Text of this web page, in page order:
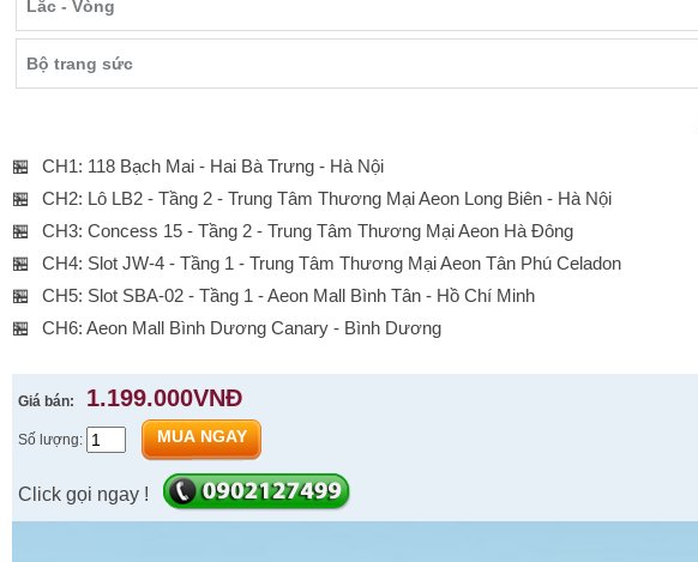
Lắc - Vòng
Bộ trang sức
🏪
CH1: 118 Bạch Mai - Hai Bà Trưng - Hà Nội
🏪
CH2: Lô LB2 - Tầng 2 - Trung Tâm Thương Mại Aeon Long Biên - Hà Nội
🏪
CH3: Concess 15 - Tầng 2 - Trung Tâm Thương Mại Aeon Hà Đông
🏪
CH4: Slot JW-4 - Tầng 1 - Trung Tâm Thương Mại Aeon Tân Phú Celadon
🏪
CH5: Slot SBA-02 - Tầng 1 - Aeon Mall Bình Tân - Hồ Chí Minh
🏪
CH6: Aeon Mall Bình Dương Canary - Bình Dương
Giá bán: 1.199.000VNĐ
Số lượng: MUA NGAY
Click gọi ngay !